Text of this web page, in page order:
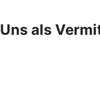
Uns als